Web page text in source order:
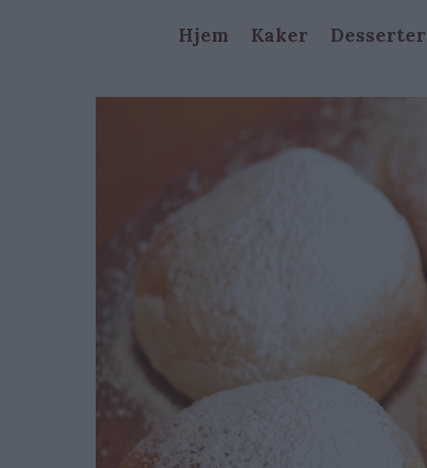
Main
navigation
Hjem Kaker Desserter